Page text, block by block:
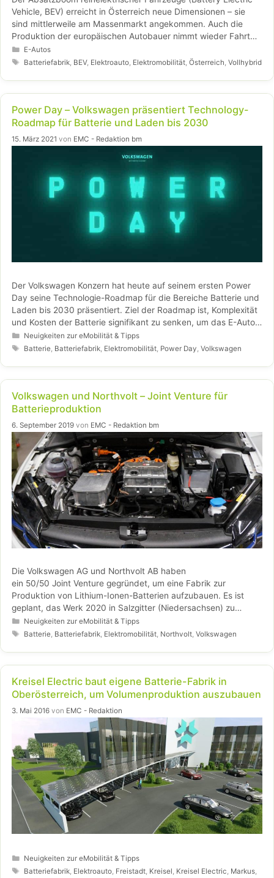
Vehicle, BEV) erreicht in Österreich neue Dimensionen – sie
sind mittlerweile am Massenmarkt angekommen. Auch die
Produktion der europäischen Autobauer nimmt wieder Fahrt
auf. Allerdings gehen ihre Aufträge leicht zurück – der BEV-
Preiskampf erreicht somit Europa.
Kategorien
E-Autos
Schlagwörter
Batteriefabrik, BEV, Elektroauto, Elektromobilität,Österreich,Vollhybrid
Power Day – Volkswagen präsentiert Technology-
Roadmap für Batterie und Laden bis 2030
15. März 2021 von EMC - Redaktion bm
Der Volkswagen Konzern hat heute auf seinem ersten Power
Day seine Technologie-Roadmap für die Bereiche Batterie und
Laden bis 2030 präsentiert. Ziel der Roadmap ist, Komplexität
und Kosten der Batterie signifikant zu senken, um das E-Auto
für möglichst viele Menschen attraktiv und bezahlbar zu
machen. Zugleich will der Konzern den Bedarf an Batteriezellen
Kategorien
Neuigkeiten zur eMobilität & Tipps
Schlagwörter
Batterie, Batteriefabrik, Elektromobilität, Power Day,Volkswagen
Volkswagen und Northvolt – Joint Venture für
Batterieproduktion
6. September 2019 von EMC - Redaktion bm
Die Volkswagen AG und Northvolt AB haben
ein 50/50 Joint Venture gegründet, um eine Fabrik zur
Produktion von Lithium-Ionen-Batterien aufzubauen. Es ist
geplant, das Werk 2020 in Salzgitter (Niedersachsen) zu
errichten.
Kategorien
Neuigkeiten zur eMobilität & Tipps
Schlagwörter
Batterie, Batteriefabrik, Elektromobilität, Northvolt,Volkswagen
Kreisel Electric baut eigene Batterie-Fabrik in
Oberösterreich, um Volumenproduktion auszubauen
3. Mai 2016 von EMC - Redaktion
Kategorien
Neuigkeiten zur eMobilität & Tipps
Schlagwörter
Batteriefabrik, Elektroauto, Freistadt, Kreisel, Kreisel Electric, Markus,